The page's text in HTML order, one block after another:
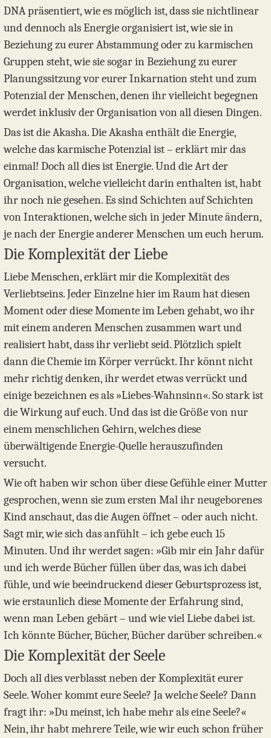
DNA präsentiert, wie es möglich ist, dass sie nichtlinear
und dennoch als Energie organisiert ist, wie sie in
Beziehung zu eurer Abstammung oder zu karmischen
Gruppen steht, wie sie sogar in Beziehung zu eurer
Planungssitzung vor eurer Inkarnation steht und zum
Potenzial der Menschen, denen ihr vielleicht begegnen
werdet inklusiv der Organisation von all diesen Dingen.
Das ist die Akasha. Die Akasha enthält die Energie,
welche das karmische Potenzial ist – erklärt mir das
einmal! Doch all dies ist Energie. Und die Art der
Organisation, welche vielleicht darin enthalten ist, habt
ihr noch nie gesehen. Es sind Schichten auf Schichten
von Interaktionen, welche sich in jeder Minute ändern,
je nach der Energie anderer Menschen um euch herum.
Die Komplexität der Liebe
Liebe Menschen, erklärt mir die Komplexität des
Verliebtseins. Jeder Einzelne hier im Raum hat diesen
Moment oder diese Momente im Leben gehabt, wo ihr
mit einem anderen Menschen zusammen wart und
realisiert habt, dass ihr verliebt seid. Plötzlich spielt
dann die Chemie im Körper verrückt. Ihr könnt nicht
mehr richtig denken, ihr werdet etwas verrückt und
einige bezeichnen es als »Liebes-Wahnsinn«. So stark ist
die Wirkung auf euch. Und das ist die Größe von nur
einem menschlichen Gehirn, welches diese
überwältigende Energie-Quelle herauszufinden
versucht.
Wie oft haben wir schon über diese Gefühle einer Mutter
gesprochen, wenn sie zum ersten Mal ihr neugeborenes
Kind anschaut, das die Augen öffnet – oder auch nicht.
Sagt mir, wie sich das anfühlt – ich gebe euch 15
Minuten. Und ihr werdet sagen: »Gib mir ein Jahr dafür
und ich werde Bücher füllen über das, was ich dabei
fühle, und wie beeindruckend dieser Geburtsprozess ist,
wie erstaunlich diese Momente der Erfahrung sind,
wenn man Leben gebärt – und wie viel Liebe dabei ist.
Ich könnte Bücher, Bücher, Bücher darüber schreiben.«
Die Komplexität der Seele
Doch all dies verblasst neben der Komplexität eurer
Seele. Woher kommt eure Seele? Ja welche Seele? Dann
fragt ihr: »Du meinst, ich habe mehr als eine Seele?«
Nein, ihr habt mehrere Teile, wie wir euch schon früher